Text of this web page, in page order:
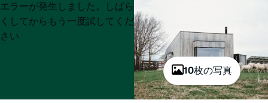
10枚の写真
Product
List
Product
List
エラーが発生しました。しばら
くしてからもう一度試してくだ
さい